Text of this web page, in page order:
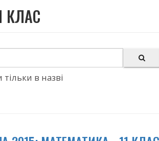
КЛАС
в назві